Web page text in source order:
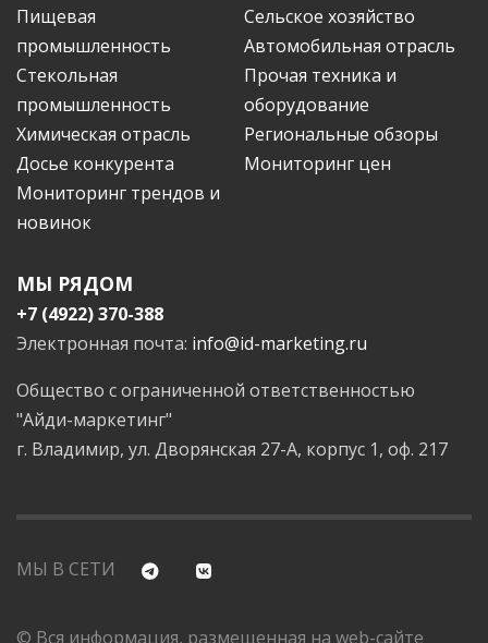
Пищевая
промышленность
Сельское хозяйство
Автомобильная отрасль
Стекольная
промышленность
Прочая техника и
оборудование
Химическая отрасль
Региональные обзоры
Досье конкурента
Мониторинг цен
Мониторинг трендов и
новинок
МЫ РЯДОМ
+7 (4922) 370-388
Электронная почта: info@id-marketing.ru
Общество с ограниченной ответственностью
"Айди-маркетинг"
г. Владимир, ул. Дворянская 27-А, корпус 1, оф. 217
МЫ В СЕТИ
© Вся информация, размещенная на web-сайте